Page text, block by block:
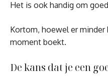
Het is ook handig om
Kortom, hoewel er
moment boekt.
De kans dat je een